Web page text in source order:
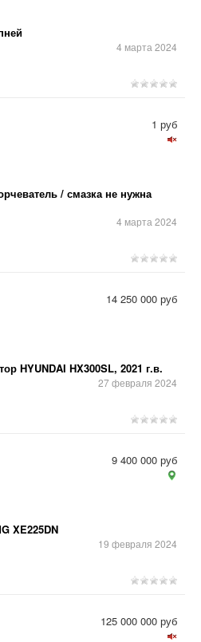
4 марта 2024
/ смазка не нужна
4 марта 2024
1 руб
HYUNDAI HX300SL, 2021 г.в.
27 февраля 2024
14 250 000 руб
XE225DN
19 февраля 2024
9 400 000 руб
125 000 000 руб